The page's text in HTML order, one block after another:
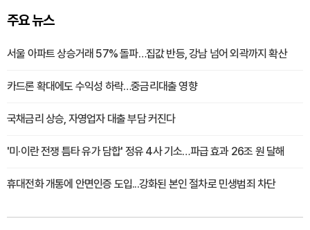
주요 뉴스
서울 아파트 상승거래 57% 돌파…집값 반등, 강남 넘어 외곽까지 확산
카드론 확대에도 수익성 하락…중금리대출 영향
국채금리 상승, 자영업자 대출 부담 커진다
'미·이란 전쟁 틈타 유가 담합' 정유 4사 기소…파급 효과 26조 원 달해
휴대전화 개통에 안면인증 도입...강화된 본인 절차로 민생범죄 차단